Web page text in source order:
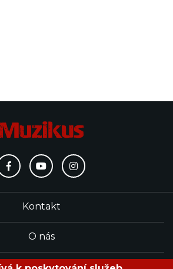
Kontakt
O nás
Redakce